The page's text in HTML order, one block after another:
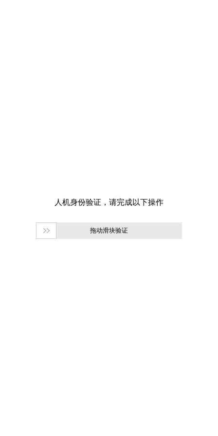
拖动滑块验证